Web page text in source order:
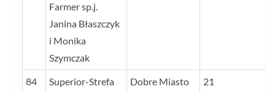
Farmer sp.j.
Janina Błaszczyk
i Monika
Szymczak
84
Superior-Strefa
Dobre Miasto 21